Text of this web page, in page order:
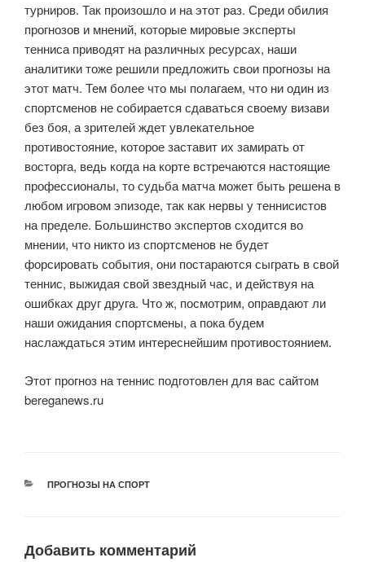
турниров. Так произошло и на этот раз. Среди обилия
прогнозов и мнений, которые мировые эксперты
тенниса приводят на различных ресурсах, наши
аналитики тоже решили предложить свои прогнозы на
этот матч. Тем более что мы полагаем, что ни один из
спортсменов не собирается сдаваться своему визави
без боя, а зрителей ждет увлекательное
противостояние, которое заставит их замирать от
восторга, ведь когда на корте встречаются настоящие
профессионалы, то судьба матча может быть решена в
любом игровом эпизоде, так как нервы у теннисистов
на пределе. Большинство экспертов сходится во
мнении, что никто из спортсменов не будет
форсировать события, они постараются сыграть в свой
теннис, выжидая свой звездный час, и действуя на
ошибках друг друга. Что ж, посмотрим, оправдают ли
наши ожидания спортсмены, а пока будем
наслаждаться этим интереснейшим противостоянием.
Этот прогноз на теннис подготовлен для вас сайтом
bereganews.ru
РУБРИКИ
ПРОГНОЗЫ НА СПОРТ
Добавить комментарий